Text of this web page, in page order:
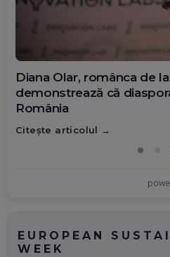
Diana Olar, românca de
demonstrează că
România
Citește articolul
EUROPEAN
WEEK